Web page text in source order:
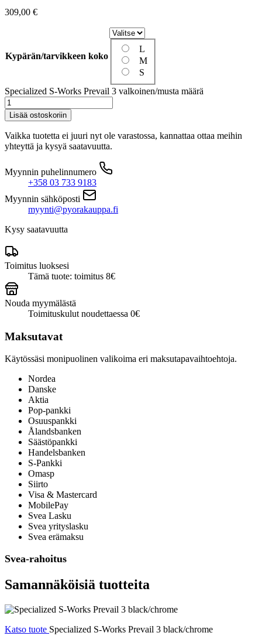
309,00 €
Kypärän/tarvikkeen koko
L
M
S
Specialized S-Works Prevail 3 valkoinen/musta määrä
Lisää ostoskoriin
Vaikka tuotetta ei juuri nyt ole varastossa, kannattaa ottaa meihin
yhteyttä ja kysyä saatavuutta.
Myynnin puhelinnumero
+358 03 733 9183
Myynnin sähköposti
myynti@pyorakauppa.fi
Kysy saatavuutta
Toimitus luoksesi
Tämä tuote: toimitus 8€
Nouda myymälästä
Toimituskulut noudettaessa 0€
Maksutavat
Käytössäsi monipuolinen valikoima eri maksutapavaihtoehtoja.
Nordea
Danske
Aktia
Pop-pankki
Osuuspankki
Ålandsbanken
Säästöpankki
Handelsbanken
S-Pankki
Omasp
Siirto
Visa & Mastercard
MobilePay
Svea Lasku
Svea yrityslasku
Svea erämaksu
Svea-rahoitus
Samannäköisiä tuotteita
Katso tuote Specialized S-Works Prevail 3 black/chrome